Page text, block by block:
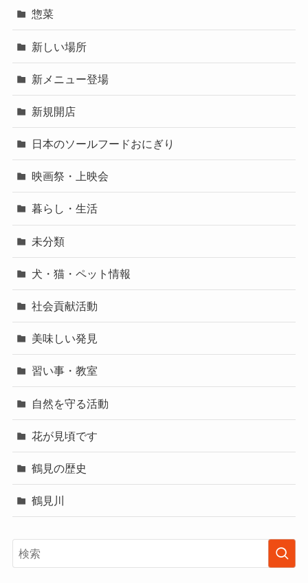
惣菜
新しい場所
新メニュー登場
新規開店
日本のソールフードおにぎり
映画祭・上映会
暮らし・生活
未分類
犬・猫・ペット情報
社会貢献活動
美味しい発見
習い事・教室
自然を守る活動
花が見頃です
鶴見の歴史
鶴見川